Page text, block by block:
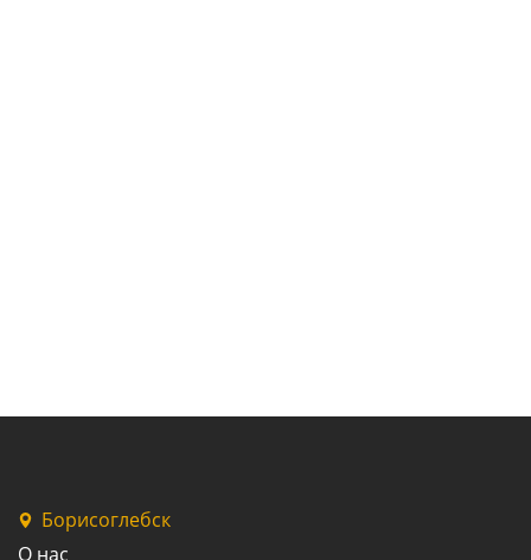
Борисоглебск
О нас